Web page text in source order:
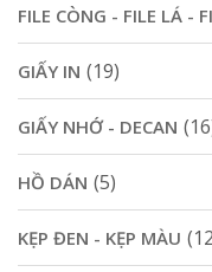
FILE CÒNG - FILE LÁ -
GIẤY IN (19)
GIẤY NHỚ - DECAN
HỒ DÁN (5)
KẸP ĐEN - KẸP MÀU